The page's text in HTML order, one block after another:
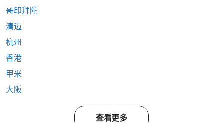
哥印拜陀
清迈
杭州
香港
甲米
大阪
查看更多